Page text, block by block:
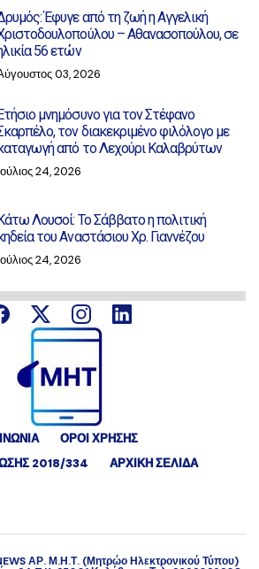
Έφυγε από τη ζωή η Αγγελική
– Αθανασοπούλου, σε
56 ετών
03, 2026
μνημόσυνο για τον Στέφανο
τον διακεκριμένο φιλόλογο με
από το Λεχούρι Καλαβρύτων
24, 2026
Κάτω Λουσοί: Το Σάββατο η πολιτική
του Αναστάσιου Χρ. Γιαννέζου
24, 2026
ΟΡΟΙ ΧΡΗΣΗΣ
2018/334
ΑΡΧΙΚΗ ΣΕΛΙΔΑ
ΑΡ. Μ.Η.Τ. (Μητρώο Ηλεκτρονικού Τύπου)